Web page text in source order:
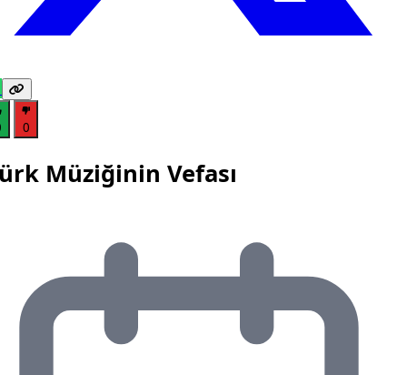
0
Müziğinin Vefası